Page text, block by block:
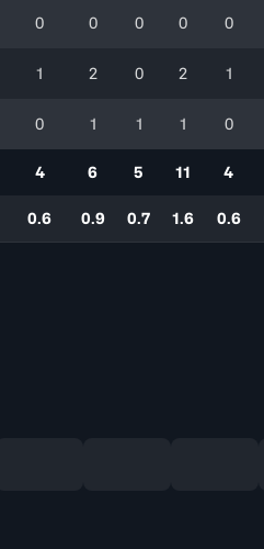
0 0 0 0 0
1 2 0 2 1
0 1 1 1 0
4 6 5 11 4
0.6 0.9 0.7 1.6 0.6